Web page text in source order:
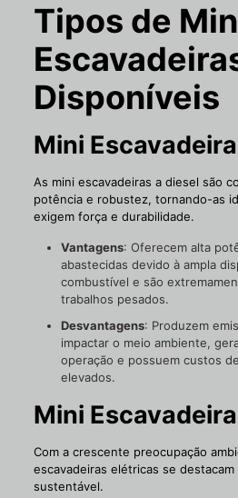
Tipos de
Disponíveis
Mini
As mini escavadeiras a diesel são
potência e robustez, tornando-as
exigem força e durabilidade.
Vantagens: Oferecem alta
abastecidas devido à ampla
combustível e são
trabalhos pesados.
Desvantagens: Produzem
impactar o meio ambiente,
operação e possuem custos
elevados.
Mini
Com a crescente preocupação
escavadeiras elétricas se
sustentável.